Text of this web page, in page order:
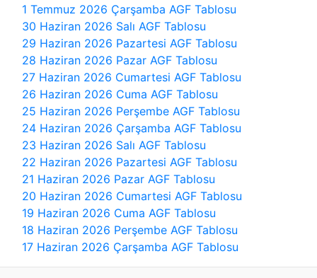
1 Temmuz 2026 Çarşamba AGF Tablosu
30 Haziran 2026 Salı AGF Tablosu
29 Haziran 2026 Pazartesi AGF Tablosu
28 Haziran 2026 Pazar AGF Tablosu
27 Haziran 2026 Cumartesi AGF Tablosu
26 Haziran 2026 Cuma AGF Tablosu
25 Haziran 2026 Perşembe AGF Tablosu
24 Haziran 2026 Çarşamba AGF Tablosu
23 Haziran 2026 Salı AGF Tablosu
22 Haziran 2026 Pazartesi AGF Tablosu
21 Haziran 2026 Pazar AGF Tablosu
20 Haziran 2026 Cumartesi AGF Tablosu
19 Haziran 2026 Cuma AGF Tablosu
18 Haziran 2026 Perşembe AGF Tablosu
17 Haziran 2026 Çarşamba AGF Tablosu